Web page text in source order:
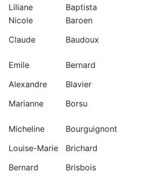
Liliane
Baptista
Nicole
Baroen
Claude
Baudoux
Emile
Bernard
Alexandre
Blavier
Marianne
Borsu
Micheline
Bourguignont
Louise-Marie
Brichard
Bernard
Brisbois